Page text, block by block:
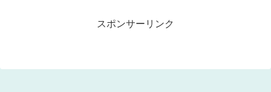
スポンサーリンク